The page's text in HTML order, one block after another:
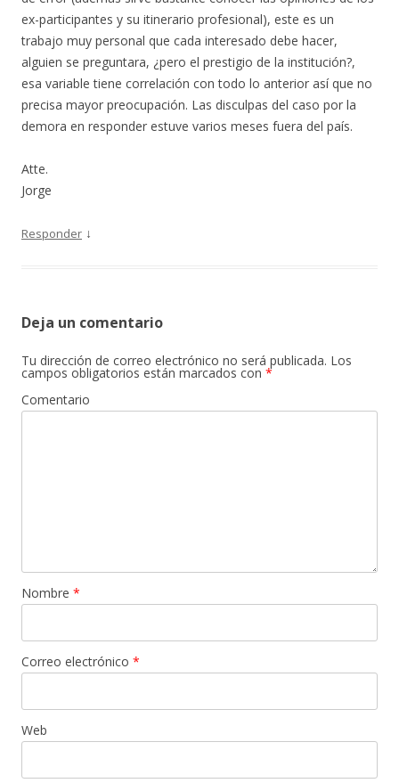
ex-participantes y su itinerario profesional), este es un
trabajo muy personal que cada interesado debe hacer,
alguien se preguntara, ¿pero el prestigio de la institución?,
esa variable tiene correlación con todo lo anterior así que no
precisa mayor preocupación. Las disculpas del caso por la
demora en responder estuve varios meses fuera del país.
Atte.
Jorge
Responder ↓
Deja un comentario
Tu dirección de correo electrónico no será publicada. Los
campos obligatorios están marcados con *
Comentario
Nombre *
Correo electrónico *
Web